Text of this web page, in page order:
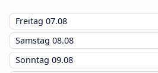
Freitag 07.08
Samstag 08.08
Sonntag 09.08